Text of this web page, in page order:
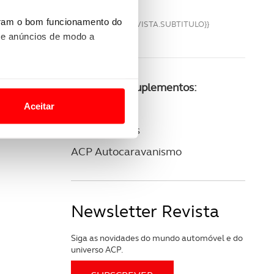
o bom funcionamento do
anúncios de modo a
lhe proporcionar
de análise, com parceiros
com o seu
sua experiência de
Aceitar
{{VM.REVISTA.SUBTITULO}}
Consulte os suplementos:
ACP Clássicos
ACP Autocaravanismo
Newsletter Revista
Siga as novidades do mundo automóvel e do
universo ACP.